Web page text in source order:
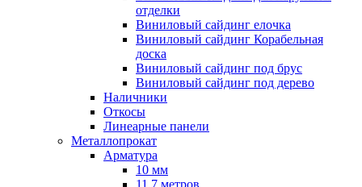
отделки
Виниловый сайдинг елочка
Виниловый сайдинг Корабельная
доска
Виниловый сайдинг под брус
Виниловый сайдинг под дерево
Наличники
Откосы
Линеарные панели
Металлопрокат
Арматура
10 мм
11,7 метров